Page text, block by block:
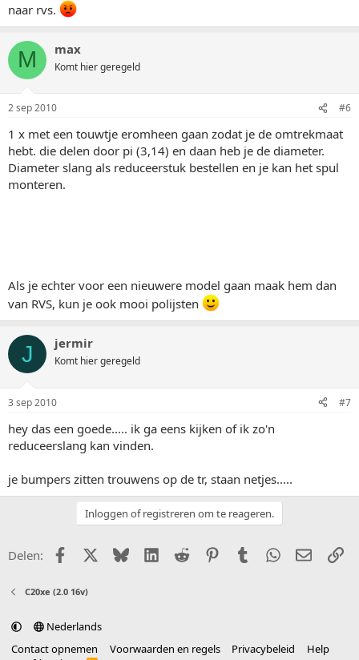
naar rvs.
M max
Komt hier geregeld
2 sep 2010 #6
1 x met een touwtje eromheen gaan zodat je de omtrekmaat
hebt. die delen door pi (3,14) en daan heb je de diameter.
Diameter slang als reduceerstuk bestellen en je kan het spul
monteren.
Als je echter voor een nieuwere model gaan maak hem dan
van RVS, kun je ook mooi polijsten
J jermir
Komt hier geregeld
3 sep 2010 #7
hey das een goede..... ik ga eens kijken of ik zo'n
reduceerslang kan vinden.
je bumpers zitten trouwens op de tr, staan netjes.....
Inloggen of registreren om te reageren.
Delen: FacebookX (Twitter)
BlueskyLinkedIn
Reddit PinterestTumblr WhatsApp
E-mail
C20xe (2.0 16v)
Nederlands
Contact opnemen
Voorwaarden en regels Privacybeleid
Help